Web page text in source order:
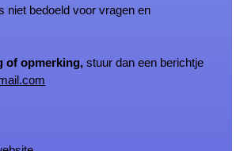
niet bedoeld voor vragen en
of opmerking, stuur dan een berichtje